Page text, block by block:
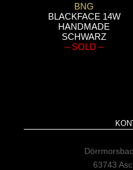
BNG
BLACKFACE 14W
HANDMADE
SCHWARZ
– SOLD –
63743